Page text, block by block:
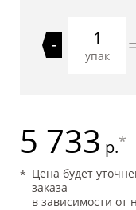
-
упак
5 733 р.*
Цена будет
заказа
в зависимости от